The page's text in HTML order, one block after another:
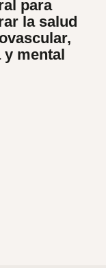
para
la salud
y mental